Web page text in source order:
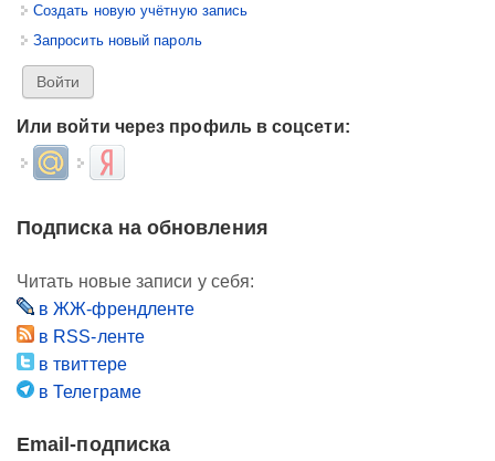
Создать новую учётную запись
Запросить новый пароль
Или войти через профиль в соцсети:
Login with Mail.ruLogin with Яндекс
Подписка на обновления
Читать новые записи у себя:
в ЖЖ-френдленте
в RSS-ленте
в твиттере
в Телеграме
Email-подписка